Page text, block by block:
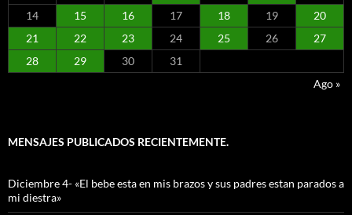
14
15 16 17 18 19
20
21
22 23 24 25 26
27
28
29 30
31
Ago »
MENSAJES PUBLICADOS RECIENTEMENTE.
Diciembre 4- «El bebe esta en mis brazos y sus padres estan parados a
mi diestra»